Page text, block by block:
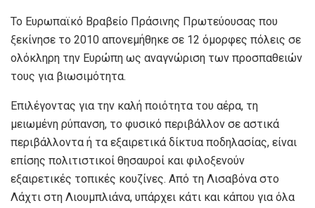
Το Ευρωπαϊκό Βραβείο Πράσινης Πρωτεύουσας που
ξεκίνησε το 2010 απονεμήθηκε σε 12 όμορφες πόλεις σε
ολόκληρη την Ευρώπη ως αναγνώριση των προσπαθειών
τους για βιωσιμότητα.
Επιλέγοντας για την καλή ποιότητα του αέρα, τη
μειωμένη ρύπανση, το φυσικό περιβάλλον σε αστικά
περιβάλλοντα ή τα εξαιρετικά δίκτυα ποδηλασίας, είναι
επίσης πολιτιστικοί θησαυροί και φιλοξενούν
εξαιρετικές τοπικές κουζίνες. Από τη Λισαβόνα στο
Λάχτι στη Λιουμπλιάνα, υπάρχει κάτι και κάπου για όλα